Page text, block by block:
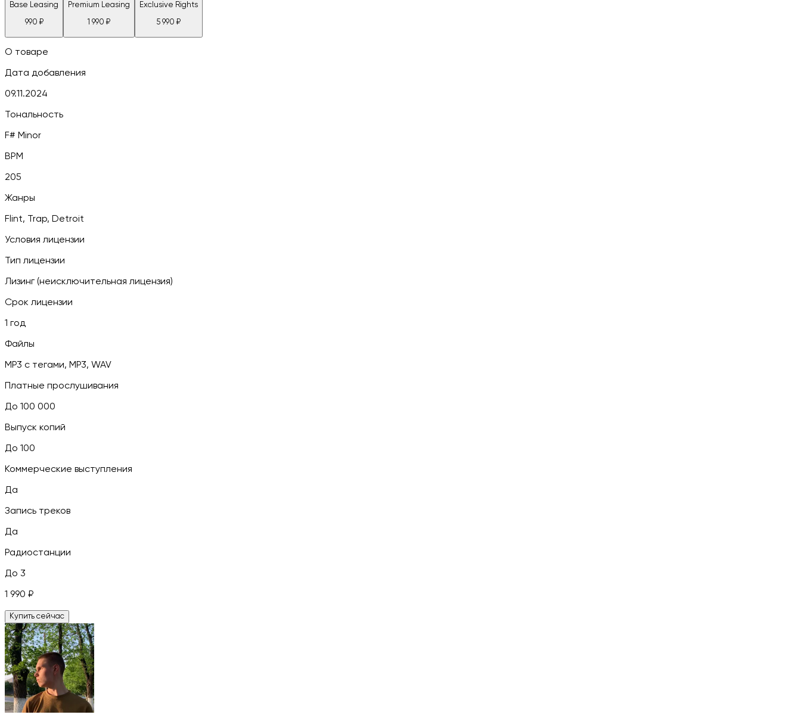
Base Leasing
990 ₽
Premium Leasing
1 990 ₽
Exclusive Rights
5 990 ₽
О товаре
Дата добавления
09.11.2024
Тональность
F# Minor
BPM
205
Жанры
Flint, Trap, Detroit
Условия лицензии
Тип лицензии
Лизинг (неисключительная лицензия)
Срок лицензии
1 год
Файлы
MP3 c тегами, MP3, WAV
Платные прослушивания
До 100 000
Выпуск копий
До 100
Коммерческие выступления
Да
Запись треков
Да
Радиостанции
До 3
1 990 ₽
Купить сейчас